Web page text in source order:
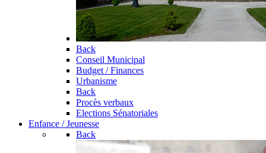
Back
Conseil Municipal
Budget / Finances
Urbanisme
Back
Procès verbaux
Elections Sénatoriales
Enfance / Jeunesse
Back